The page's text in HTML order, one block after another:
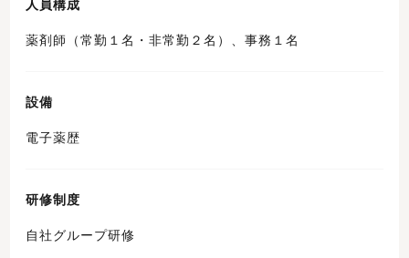
人員構成
薬剤師（常勤１名・非常勤２名）、事務１名
設備
電子薬歴
研修制度
自社グループ研修